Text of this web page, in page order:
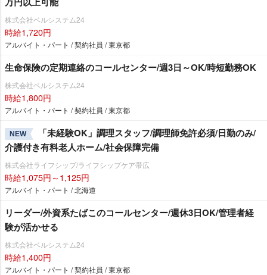
株式会社ベルシステム24
時給1,720円
アルバイト・パート / 契約社員 / 東京都
生命保険の定期連絡のコールセンター/週3日～OK/時短勤務OK
株式会社ベルシステム24
時給1,800円
アルバイト・パート / 契約社員 / 東京都
NEW
「未経験OK」調理スタッフ/調理師免許必須/日勤のみ/
介護付き有料老人ホーム/社会保障完備
株式会社ライフシップ/ライフシップケア帯広
時給1,075円～1,125円
アルバイト・パート / 北海道
リーダー/外資系たばこのコールセンター/週休3日OK/管理者経
験が活かせる
株式会社ベルシステム24
時給1,400円
アルバイト・パート / 契約社員 / 東京都